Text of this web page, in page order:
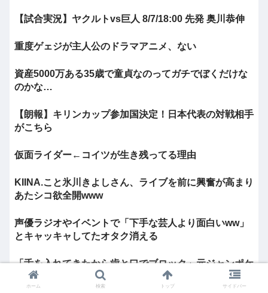
【試合実況】ヤクルトvs巨人 8/7/18:00 先発 奥川恭伸
重度ゲェジが主人公のドラマアニメ、ない
資産5000万ある35歳で童貞なのってガチでぼくだけな
のかな…
【朗報】キリンカップ参加国決定！日本代表の対戦相手
がこちら
仮面ライダー←コイツが生き残ってる理由
KIINA.こと氷川きよしさん、ライブを前に興奮が高まり
あたシコ欲全開www
声優ラジオやイベントで「下手な芸人より面白いww」
とキャッキャしてたオタク消える
「舌を入れてきたから歯と口でブロック」元ジャンポケ
斉藤の不同意性交公判
ホーム 検索 トップ サイドバー